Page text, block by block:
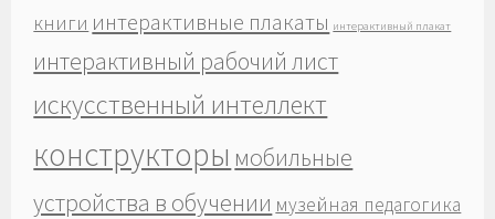
книги интерактивные плакаты интерактивный плакат
интерактивный рабочий лист
искусственный интеллект
конструкторы мобильные
устройства в обучении музейная педагогика